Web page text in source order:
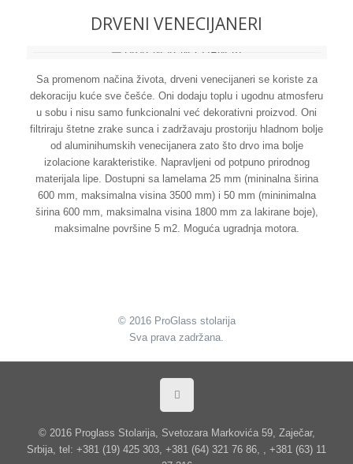
DRVENI VENECIJANERI
Sa promenom načina života, drveni venecijaneri se koriste za
dekoraciju kuće sve češće. Oni dodaju toplu i ugodnu atmosferu
u sobu i nisu samo funkcionalni već dekorativni proizvod. Oni
filtriraju štetne zrake sunca i zadržavaju prostoriju hladnom bolje
od aluminihumskih venecijanera zato što drvo ima bolje
izolacione karakteristike. Napravljeni od potpuno prirodnog
materijala lipe. Dostupni sa lamelama 25 mm (mininalna širina
600 mm, maksimalna visina 3500 mm) i 50 mm (mininimalna
širina 600 mm, maksimalna visina 1800 mm za lakirane boje),
maksimalne površine 5 m2. Moguća ugradnja motora.
© 2016 ProGlass stolarija
Sva prava zadržana.
© 2016 Proglass Stolarija, Svetozara Markovića 59, Zaječar,
Srbija, tel: +381 (19) 425 303, +381 (64) 321 76 86, , +381 (63) 11